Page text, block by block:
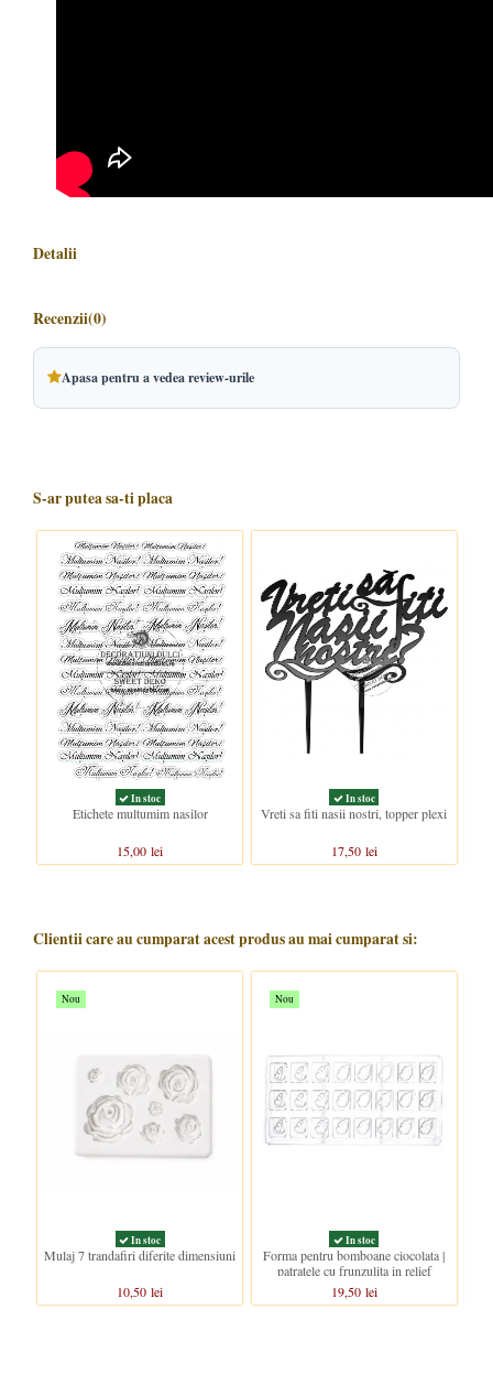
Detalii
Recenzii(0)
Apasa pentru a vedea review-urile
S-ar putea sa-ti placa
In stoc
Etichete multumim nasilor
15,00 lei
In stoc
Vreti sa fiti nasii nostri, topper plexi
17,50 lei
Clientii care au cumparat acest produs au mai cumparat si:
Nou
In stoc
Mulaj 7 trandafiri diferite dimensiuni
10,50 lei
Nou
In stoc
Forma pentru bomboane ciocolata |
patratele cu frunzulita in relief
19,50 lei